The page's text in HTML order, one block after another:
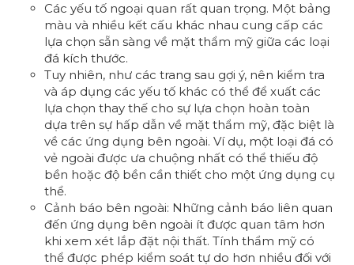
Các yếu tố ngoại quan rất quan trọng. Một bảng
màu và nhiều kết cấu khác nhau cung cấp các
lựa chọn sẵn sàng về mặt thẩm mỹ giữa các loại
đá kích thước.
Tuy nhiên, như các trang sau gợi ý, nên kiểm tra
và áp dụng các yếu tố khác có thể để xuất các
lựa chọn thay thế cho sự lựa chọn hoàn toàn
dựa trên sự hấp dẫn về mặt thẩm mỹ, đặc biệt là
về các ứng dụng bên ngoài. Ví dụ, một loại đá có
vẻ ngoài được ưa chuộng nhất có thể thiếu độ
bền hoặc độ bền cần thiết cho một ứng dụng cụ
thể.
Cảnh báo bên ngoài: Những cảnh báo liên quan
đến ứng dụng bên ngoài ít được quan tâm hơn
khi xem xét lắp đặt nội thất. Tính thẩm mỹ có
thể được phép kiểm soát tự do hơn nhiều đối với